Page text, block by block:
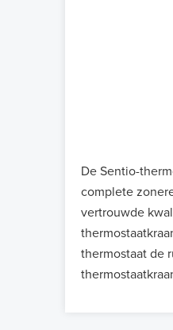
De Sentio-
complete
vertrouwde
thermostaat de